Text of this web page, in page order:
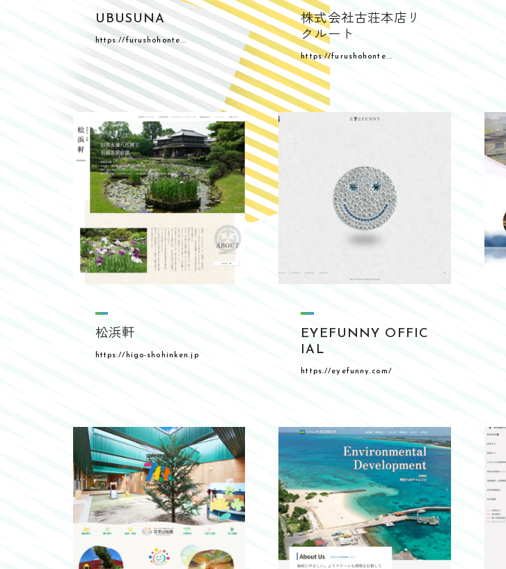
UBUSUNA
https://furushohonte...
株式会社古荘本店リ
クルート
https://furushohonte...
松浜軒
https://higo-shohinken.jp
EYEFUNNY OFFIC
IAL
https://eyefunny.com/